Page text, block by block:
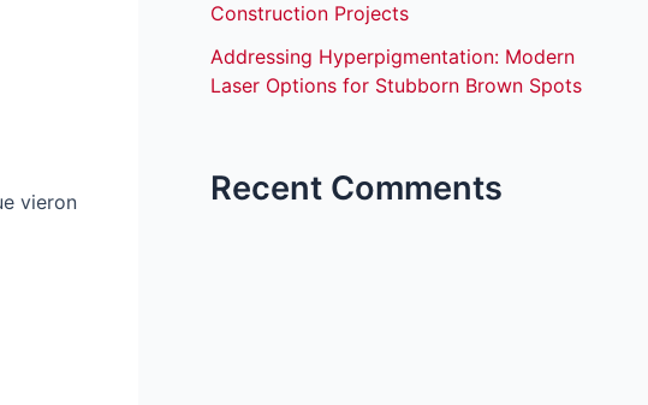
vieron
Construction Projects
Addressing Hyperpigmentation: Modern
Laser Options for Stubborn Brown Spots
Recent Comments